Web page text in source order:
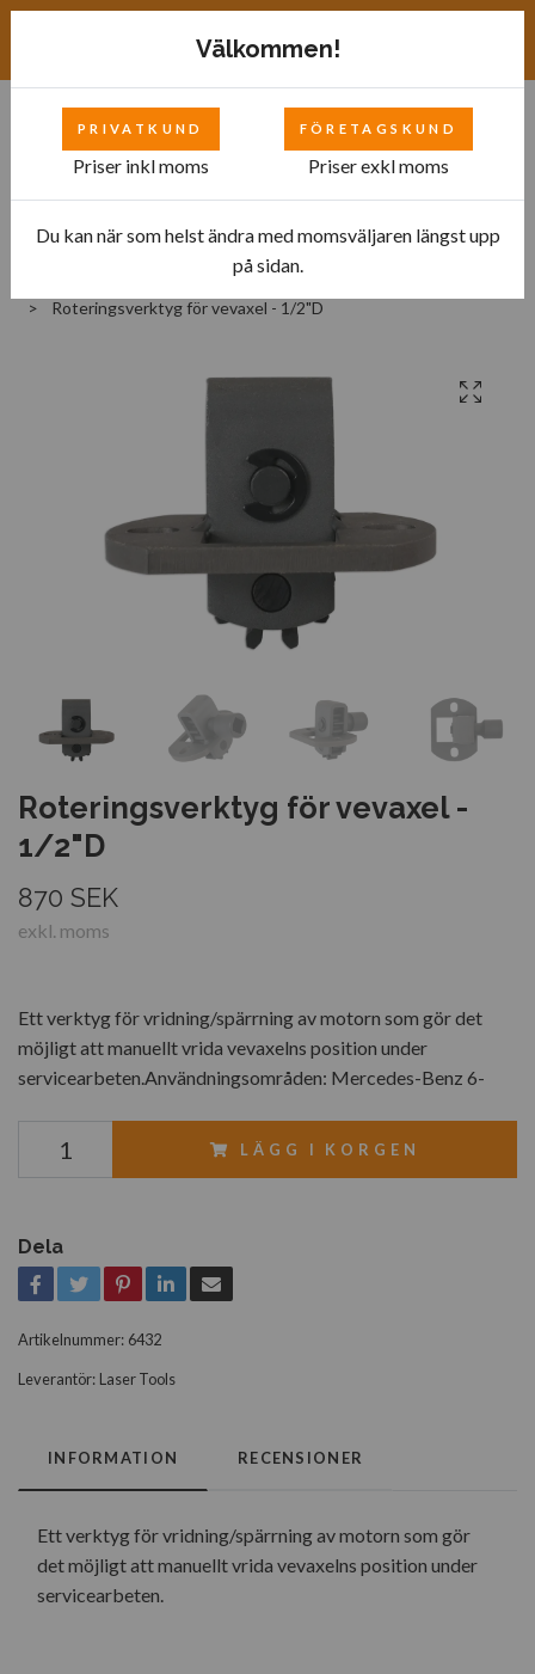
Specialverktyg
Roteringsverktyg för vevaxel - 1/2"D
Roteringsverktyg för vevaxel -
1/2"D
870 SEK
exkl. moms
Ett verktyg för vridning/spärrning av motorn som gör det
möjligt att manuellt vrida vevaxelns position under
servicearbeten.Användningsområden: Mercedes-Benz 6-
LÄGG I KORGEN
Dela
Artikelnummer: 6432
Leverantör: Laser Tools
INFORMATION RECENSIONER
Ett verktyg för vridning/spärrning av motorn som gör
det möjligt att manuellt vrida vevaxelns position under
servicearbeten.
Välkommen!
PRIVATKUND
Priser inkl moms
FÖRETAGSKUND
Priser exkl moms
Du kan när som helst ändra med momsväljaren längst upp
på sidan.